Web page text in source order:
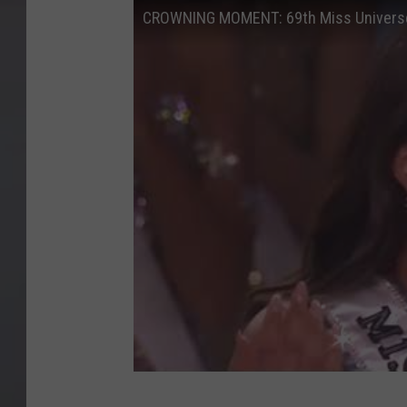
CROWNING MOMENT: 69th Miss